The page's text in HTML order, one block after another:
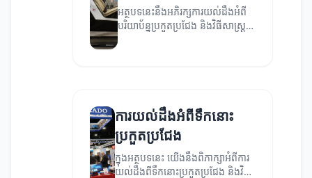
អត្ថបទនេះនឹងអភិរក្សការយល់ដឹងអំពី
បរិយាប័ន្នប្រកួតប្រជែង និងវិធីសាស្ត្រ
ដែលអាចជួយអាជីវកម្មរបស់អ្នកឲ្យមាន
ការយល់ដឹងអំពីទឹកនោះ
ប្រកួតប្រជែង
ក្នុងអត្ថបទនេះ យើងនឹងពិភាក្សាអំពីការ
យល់ដឹងពីទឹកនោះប្រកួតប្រជែង និងវិធី